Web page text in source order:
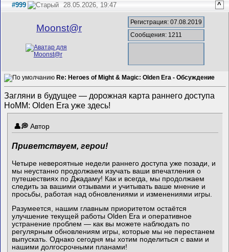
#999 28.05.2026, 19:47 ^
Mооnst@r
Регистрация: 07.08.2019
Сообщения: 1211
Re: Heroes of Might & Magic: Olden Era - Обсуждение
Загляни в будущее — дорожная карта раннего доступа
HoMM: Olden Era уже здесь!
Автор
Приветствуем, герои!
Четыре невероятные недели раннего доступа уже позади, и
мы неустанно продолжаем изучать ваши впечатления о
путешествиях по Джадаму! Как и всегда, мы продолжаем
следить за вашими отзывами и учитывать ваше мнение и
просьбы, работая над обновлениями и изменениями игры.
Разумеется, нашим главным приоритетом остаётся
улучшение текущей работы Olden Era и оперативное
устранение проблем — как вы можете наблюдать по
регулярным обновлениям игры, которые мы не перестанем
выпускать. Однако сегодня мы хотим поделиться с вами и
нашими долгосрочными планами!